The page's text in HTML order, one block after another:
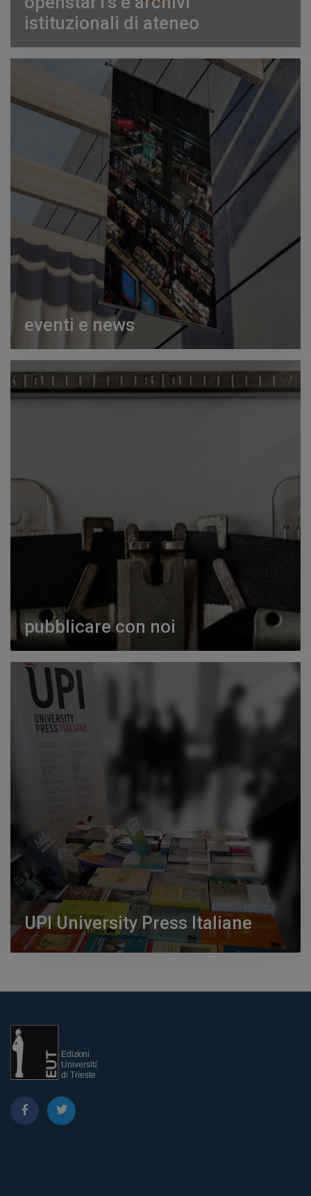
istituzionali di ateneo
eventi e news
pubblicare con noi
UPI University Press Italiane